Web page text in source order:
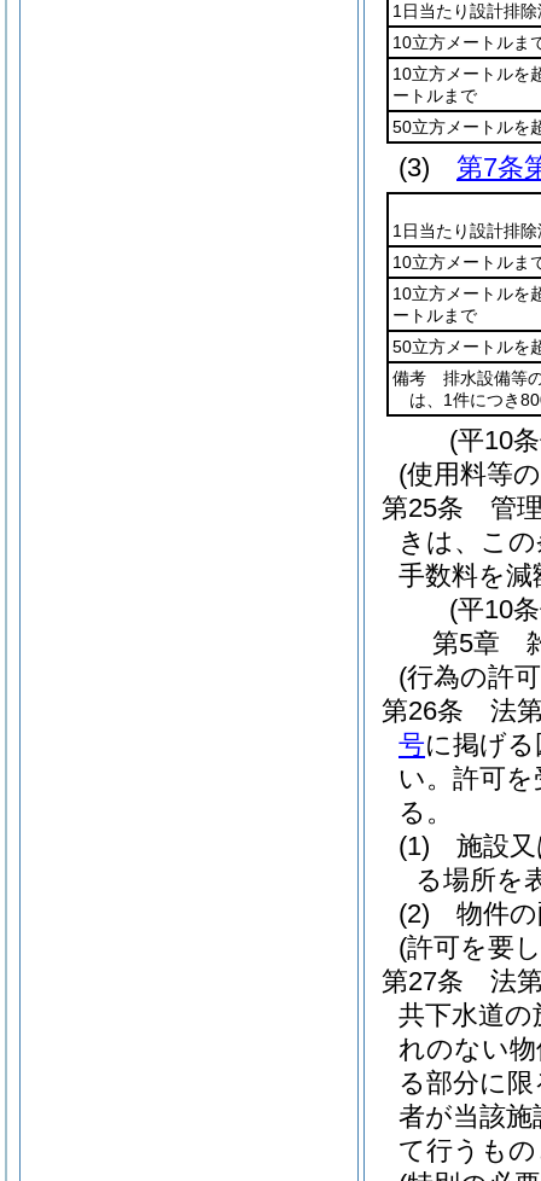
1日当たり設計排
10立方メートルま
10立方メートルを
ートルまで
50立方メートルを
(3) 第7条
1日当たり設計排
10立方メートルま
10立方メートルを
ートルまで
50立方メートルを
備考 排水設備等の
は、1件につき
(平10
(使用料等
第25条
管
きは、こ
手数料を
(平10
第5章
(行為の許
第26条
法
号に掲げ
い。 許可
る。
(1)
施設
る場所を
(2)
物件
(許可を要
第27条
法
共下水道
れのない
る部分に限
者が当該
て行うも